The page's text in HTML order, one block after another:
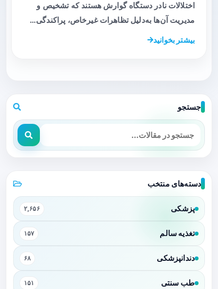
اختلالات نادر دستگاه گوارش هستند که تشخیص و
مدیریت آن‌ها به‌دلیل تظاهرات غیرخاص، پراکندگی…
بیشتر بخوانید
جستجو
دسته‌های منتخب
پزشکی ۲,۶۵۶
تغذیه سالم ۱۵۷
دندانپزشکی ۶۸
طب سنتی ۱۵۱